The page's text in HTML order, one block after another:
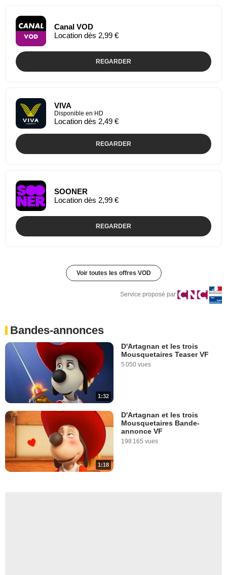
Canal VOD
Location dès 2,99 €
REGARDER
VIVA
Disponible en HD
Location dès 2,49 €
REGARDER
SOONER
Location dès 2,99 €
REGARDER
Voir toutes les offres VOD
Service proposé par
Bandes-annonces
1:32
D'Artagnan et les trois
Mousquetaires Teaser VF
5 050 vues
1:18
D'Artagnan et les trois
Mousquetaires Bande-
annonce VF
198 165 vues